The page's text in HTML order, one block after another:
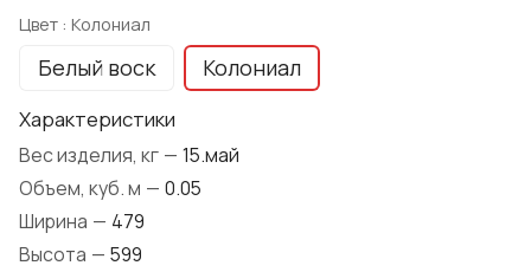
Цвет : Колониал
Белый воск Колониал
Характеристики
Вес изделия, кг — 15.май
Объем, куб. м — 0.05
Ширина — 479
Высота — 599